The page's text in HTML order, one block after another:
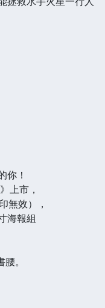
！
上市，
效），
海報組
。